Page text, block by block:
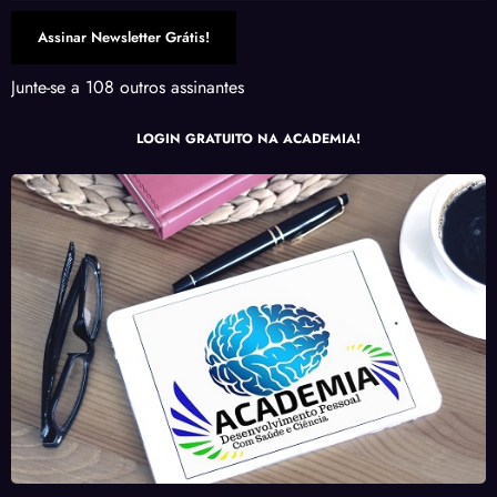
Assinar Newsletter Grátis!
Junte-se a 108 outros assinantes
LOGIN GRATUITO NA ACADEMIA!